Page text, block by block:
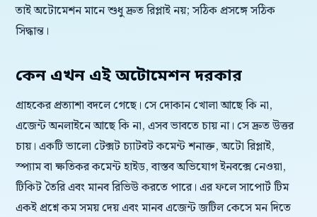
তাই অটোমেশন মানে শুধু দ্রুত রিপ্লাই নয়; সঠিক প্রসঙ্গে সঠিক
সিদ্ধান্ত।
কেন এখন এই অটোমেশন দরকার
গ্রাহকের প্রত্যাশা বদলে গেছে। সে দোকান খোলা আছে কি না,
এজেন্ট অনলাইনে আছে কি না, এসব ভাবতে চায় না। সে দ্রুত উত্তর
চায়। একটি ভালো টেক্সট চ্যাটবট কমেন্ট শনাক্ত, অটো রিপ্লাই,
স্প্যাম বা ক্ষতিকর কমেন্ট হাইড, বাস্তব অভিযোগ ইনবক্সে নেওয়া,
টিকিট তৈরি এবং মানব রিভিউ করতে পারে। এর ফলে সাপোর্ট টিম
একই প্রশ্নে কম সময় দেয় এবং মানব এজেন্ট জটিল কেসে মন দিতে